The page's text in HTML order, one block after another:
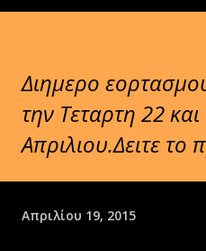
Διημερο
την Τεταρτη 22
Απριλιου.Δειτε το
Απριλίου 19, 2015